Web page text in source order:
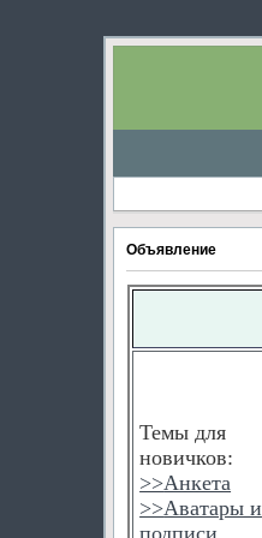
Объявление
Темы для
новичков:
>>Анкета
>>Аватары и
подписи